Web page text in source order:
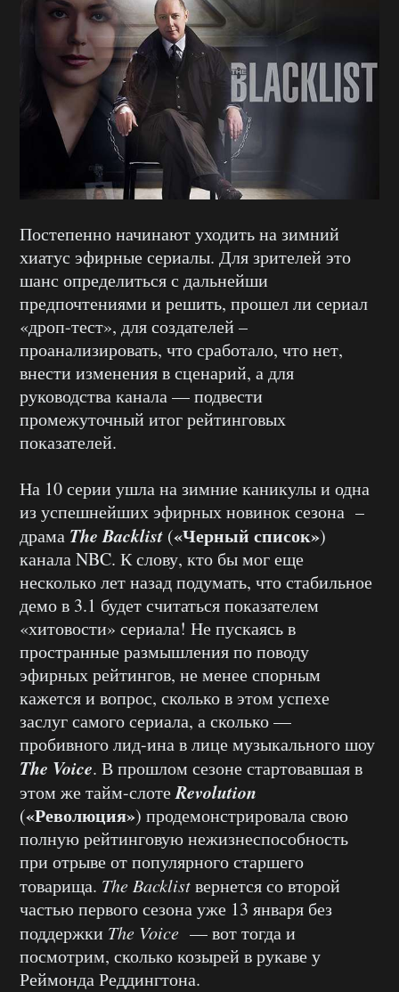
Постепенно начинают уходить на зимний
хиатус эфирные сериалы. Для зрителей это
шанс определиться с дальнейши
предпочтениями и решить, прошел ли сериал
«дроп-тест», для создателей –
проанализировать, что сработало, что нет,
внести изменения в сценарий, а для
руководства канала — подвести
промежуточный итог рейтинговых
показателей.
На 10 серии ушла на зимние каникулы и одна
из успешнейших эфирных новинок сезона –
драма The Backlist («Черный список»)
канала NBC. К слову, кто бы мог еще
несколько лет назад подумать, что стабильное
демо в 3.1 будет считаться показателем
«хитовости» сериала! Не пускаясь в
пространные размышления по поводу
эфирных рейтингов, не менее спорным
кажется и вопрос, сколько в этом успехе
заслуг самого сериала, а сколько —
пробивного лид-ина в лице музыкального шоу
The Voice. В прошлом сезоне стартовавшая в
этом же тайм-слотеRevolution
(«Революция») продемонстрировала свою
полную рейтинговую нежизнеспособность
при отрыве от популярного старшего
товарища. The Backlistвернется со второй
частью первого сезона уже 13 января без
поддержки The Voice — вот тогда и
посмотрим, сколько козырей в рукаве у
Реймонда Реддингтона.